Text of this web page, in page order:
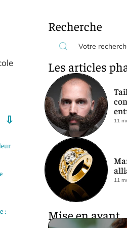
:
Recherche
Les articles
11
11
Mise en avant